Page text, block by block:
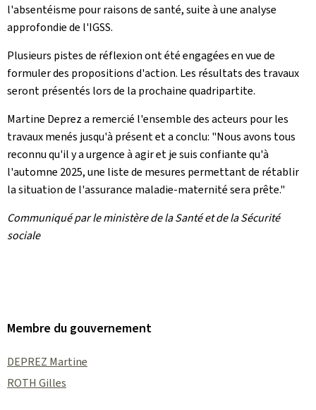
l'absentéisme pour raisons de santé, suite à une analyse
approfondie de l'IGSS.
Plusieurs pistes de réflexion ont été engagées en vue de
formuler des propositions d'action. Les résultats des travaux
seront présentés lors de la prochaine quadripartite.
Martine Deprez a remercié l'ensemble des acteurs pour les
travaux menés jusqu'à présent et a conclu: "Nous avons tous
reconnu qu'il y a urgence à agir et je suis confiante qu'à
l'automne 2025, une liste de mesures permettant de rétablir
la situation de l'assurance maladie-maternité sera prête."
Communiqué par le ministère de la Santé et de la Sécurité
sociale
Membre du gouvernement
DEPREZ Martine
ROTH Gilles